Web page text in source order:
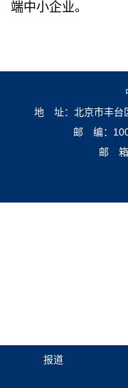
端中小企业。
地 址：北京市丰台
邮 编：
邮 箱
报道